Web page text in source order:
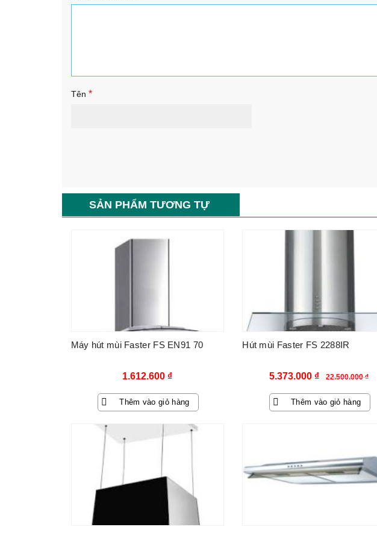
Tên *
SẢN PHẨM TƯƠNG TỰ
Máy hút mùi Faster FS EN91 70
1.612.600 ₫
Thêm vào giỏ hàng
Hút mùi Faster FS 2288IR
22.500.000₫
Giá
gốc
là:
5.373.000 ₫
Giá
hiện
tại
Thêm vào giỏ hàng